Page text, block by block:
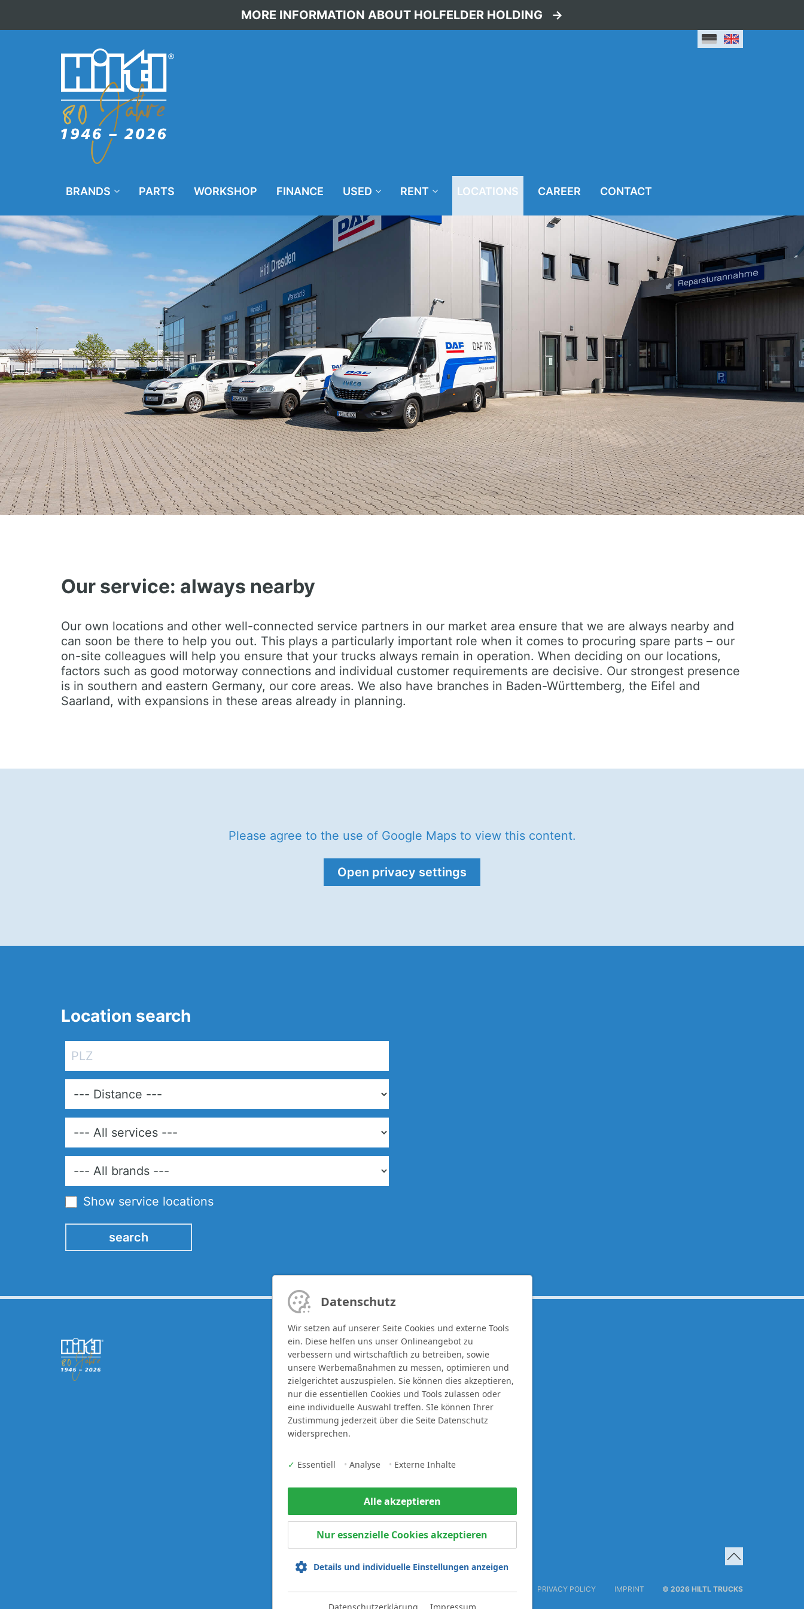
MORE INFORMATION ABOUT HOLFELDER HOLDING
BRANDS PARTS WORKSHOP FINANCE USED RENT LOCATIONS CAREER CONTACT
Our service: always nearby
Our own locations and other well-connected service partners in our market area ensure that we are always nearby and
can soon be there to help you out. This plays a particularly important role when it comes to procuring spare parts – our
on-site colleagues will help you ensure that your trucks always remain in operation. When deciding on our locations,
factors such as good motorway connections and individual customer requirements are decisive. Our strongest presence
is in southern and eastern Germany, our core areas. We also have branches in Baden-Württemberg, the Eifel and
Saarland, with expansions in these areas already in planning.
Please agree to the use of Google Maps to view this content.
Open privacy settings
Location search
Show service locations
search
BRANDS
MAN
PARTS
SERVICE
RENT
VEHICLE FLEET
R-SERVICES
PRIVACY POLICY IMPRINT © 2026 HILTL TRUCKS
Datenschutz
Wir setzen auf unserer Seite Cookies und externe Tools
ein. Diese helfen uns unser Onlineangebot zu
verbessern und wirtschaftlich zu betreiben, sowie
unsere Werbemaßnahmen zu messen, optimieren und
zielgerichtet auszuspielen. Sie können dies akzeptieren,
nur die essentiellen Cookies und Tools zulassen oder
eine individuelle Auswahl treffen. SIe können Ihrer
Zustimmung jederzeit über die Seite Datenschutz
widersprechen.
✓ Essentiell • Analyse • Externe Inhalte
Alle akzeptieren
Nur essenzielle Cookies akzeptieren
Details und individuelle Einstellungen anzeigen